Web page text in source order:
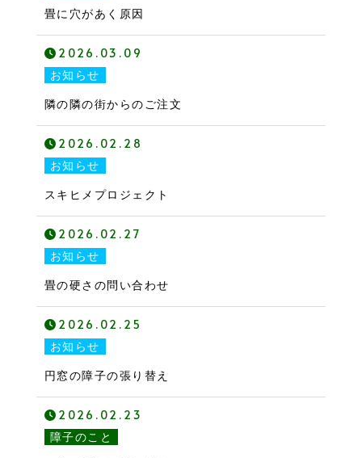
畳に穴があく原因
2026.03.09
お知らせ
隣の隣の街からのご注文
2026.02.28
お知らせ
スキヒメプロジェクト
2026.02.27
お知らせ
畳の硬さの問い合わせ
2026.02.25
お知らせ
円窓の障子の張り替え
2026.02.23
障子のこと